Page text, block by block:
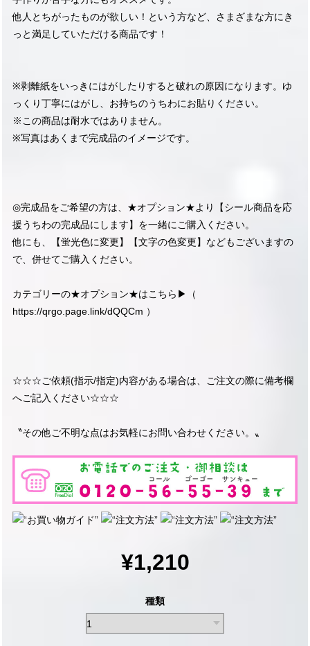
他人とちがったものが欲しい！という方など、さまざまな方にき
っと満足していただける商品です！
※剥離紙をいっきにはがしたりすると破れの原因になります。ゆ
っくり丁寧にはがし、お持ちのうちわにお貼りください。
※この商品は耐水ではありません。
※写真はあくまで完成品のイメージです。
◎完成品をご希望の方は、★オプション★より【シール商品を応
援うちわの完成品にします】を一緒にご購入ください。
他にも、【蛍光色に変更】【文字の色変更】などもございますの
で、併せてご購入ください。
カテゴリーの★オプション★はこちら▶︎（
https://qrgo.page.link/dQQCm ）
☆☆☆ご依頼(指示/指定)内容がある場合は、ご注文の際に備考欄
へご記入ください☆☆☆
〝その他ご不明な点はお気軽にお問い合わせください。〟
¥1,210
種類